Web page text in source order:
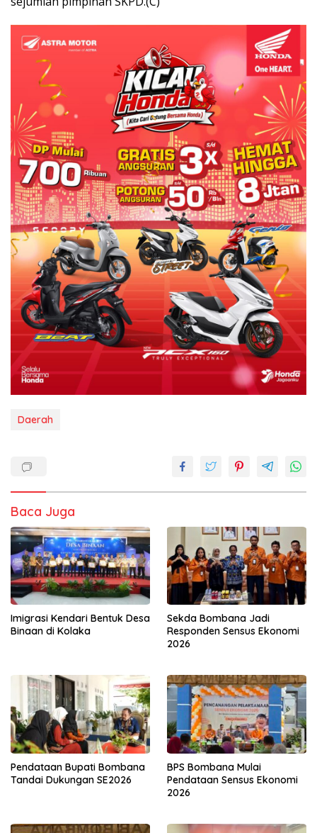
Daerah
Baca Juga
Imigrasi Kendari Bentuk Desa
Binaan di Kolaka
Sekda Bombana Jadi
Responden Sensus Ekonomi
2026
Pendataan Bupati Bombana
Tandai Dukungan SE2026
BPS Bombana Mulai
Pendataan Sensus Ekonomi
2026